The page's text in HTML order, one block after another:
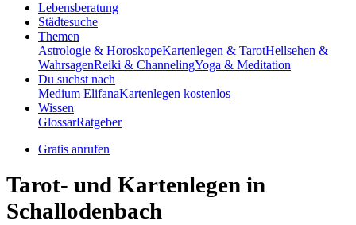
Lebensberatung
Städtesuche
Themen
Astrologie & HoroskopeKartenlegen & TarotHellsehen &
WahrsagenReiki & ChannelingYoga & Meditation
Du suchst nach
Medium ElifanaKartenlegen kostenlos
Wissen
GlossarRatgeber
Gratis anrufen
Tarot- und Kartenlegen in
Schallodenbach